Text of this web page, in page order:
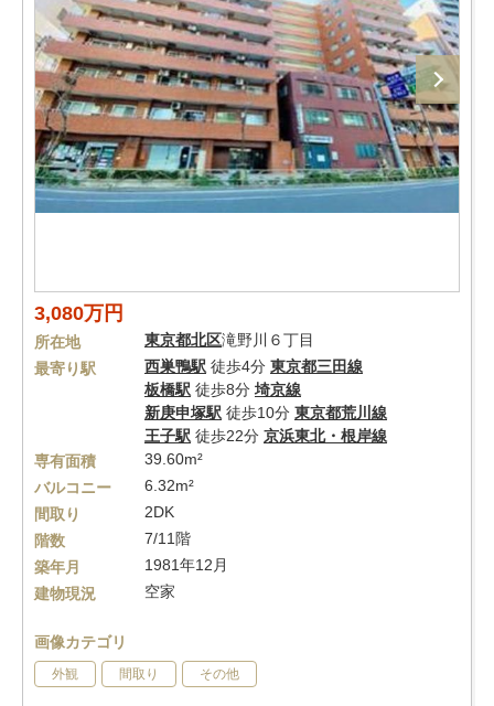
3,080万円
所在地 東京都北区滝野川６丁目
最寄り駅
西巣鴨駅 徒歩4分 東京都三田線
板橋駅 徒歩8分 埼京線
新庚申塚駅 徒歩10分 東京都荒川線
王子駅 徒歩22分 京浜東北・根岸線
専有面積
39.60m²
バルコニー
6.32m²
間取り
2DK
階数
7/11階
築年月
1981年12月
建物現況
空家
画像カテゴリ
外観 間取り その他